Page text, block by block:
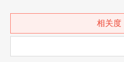
中国最具影响力商界女性
相关度